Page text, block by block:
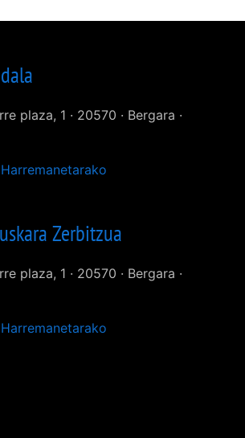
plaza, 1 · 20570 · Bergara ·
Harremanetarako
Zerbitzua
plaza, 1 · 20570 · Bergara ·
Harremanetarako